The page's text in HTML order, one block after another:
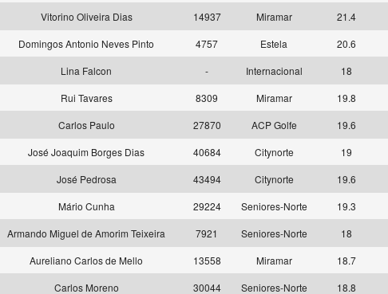
Vitorino Oliveira Dias
14937 Miramar 21.4
Domingos Antonio Neves Pinto
4757 Estela 20.6
Lina Falcon
- Internacional 18
Rui Tavares
8309 Miramar 19.8
Carlos Paulo
27870 ACP Golfe 19.6
José Joaquim Borges Dias
40684 Citynorte 19
José Pedrosa
43494 Citynorte 19.6
Mário Cunha
29224 Seniores-Norte 19.3
Armando Miguel de Amorim Teixeira
7921 Seniores-Norte 18
Aureliano Carlos de Mello
13558 Miramar 18.7
Carlos Moreno
30044 Seniores-Norte 18.8